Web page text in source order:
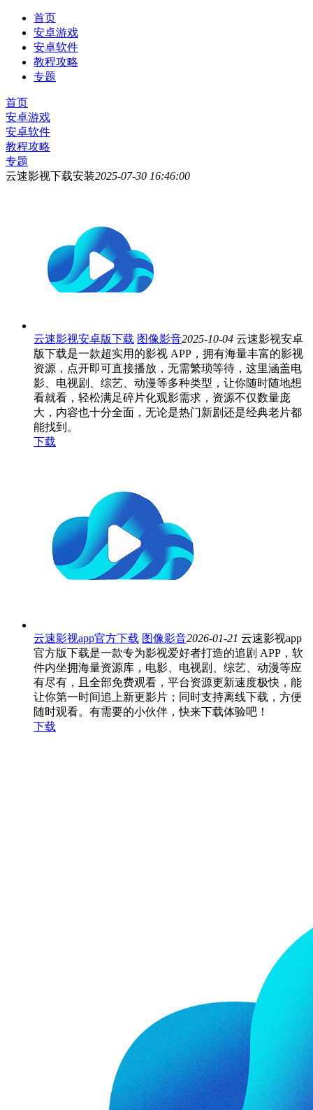
首页
安卓游戏
安卓软件
教程攻略
专题
首页
安卓游戏
安卓软件
教程攻略
专题
云速影视下载安装2025-07-30 16:46:00
云速影视安卓版下载 图像影音2025-10-04 云速影视安卓
版下载是一款超实用的影视 APP，拥有海量丰富的影视
资源，点开即可直接播放，无需繁琐等待，这里涵盖电
影、电视剧、综艺、动漫等多种类型，让你随时随地想
看就看，轻松满足碎片化观影需求，资源不仅数量庞
大，内容也十分全面，无论是热门新剧还是经典老片都
能找到。
下载
云速影视app官方下载 图像影音2026-01-21 云速影视app
官方版下载是一款专为影视爱好者打造的追剧 APP，软
件内坐拥海量资源库，电影、电视剧、综艺、动漫等应
有尽有，且全部免费观看，平台资源更新速度极快，能
让你第一时间追上新更影片；同时支持离线下载，方便
随时观看。有需要的小伙伴，快来下载体验吧！
下载